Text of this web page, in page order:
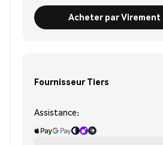
Acheter par Virement
Fournisseur Tiers
Assistance: